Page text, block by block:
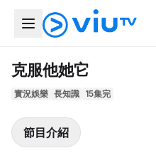
克服他她它
實況娛樂 長知識 15集完
節目介紹